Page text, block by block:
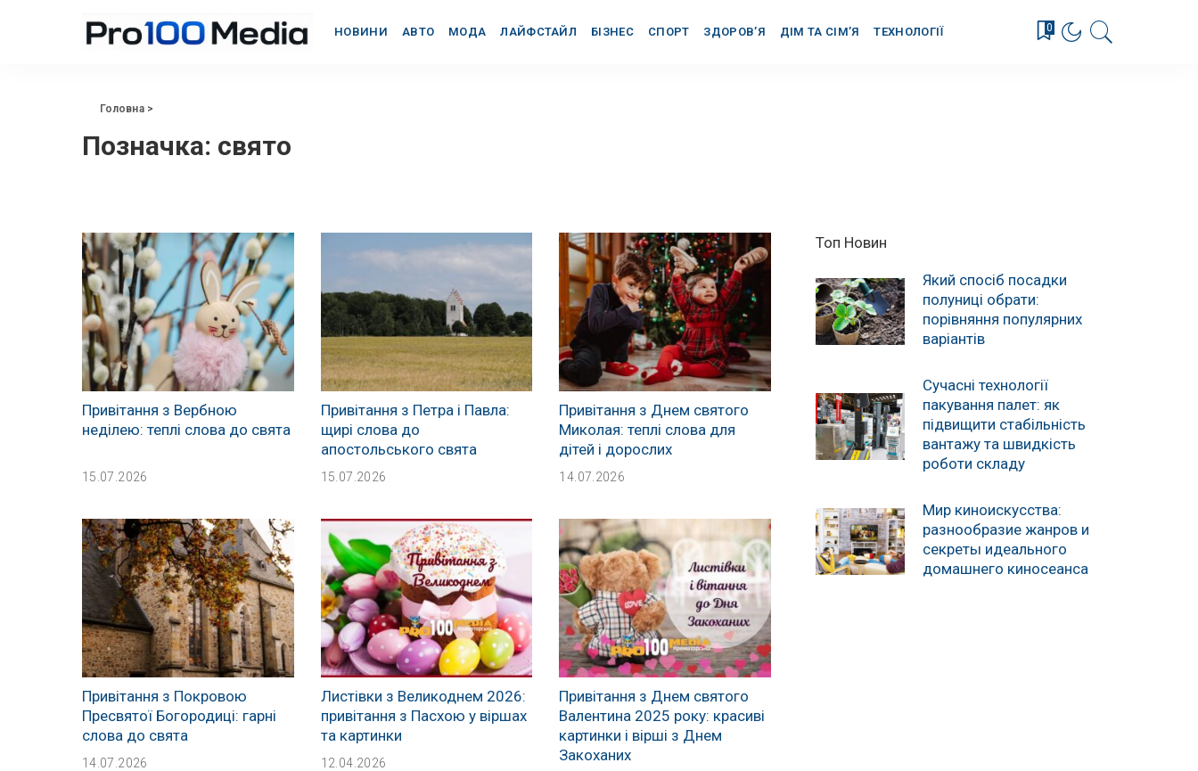
НОВИНИ АВТО МОДА ЛАЙФСТАЙЛ БІЗНЕС СПОРТ ЗДОРОВ’Я ДІМ ТА СІМ’Я ТЕХНОЛОГІЇ 0
Головна>
Позначка: свято
Привітання з Вербною
неділею: теплі слова до свята
15.07.2026
Привітання з Петра і Павла:
щирі слова до
апостольського свята
15.07.2026
Привітання з Днем святого
Миколая: теплі слова для
дітей і дорослих
14.07.2026
Привітання з Покровою
Пресвятої Богородиці: гарні
слова до свята
14.07.2026
Листівки з Великоднем 2026:
привітання з Пасхою у віршах
та картинки
12.04.2026
Привітання з Днем святого
Валентина 2025 року: красиві
картинки і вірші з Днем
Закоханих
Топ Новин
Який спосіб посадки
полуниці обрати:
порівняння популярних
варіантів
Сучасні технології
пакування палет: як
підвищити стабільність
вантажу та швидкість
роботи складу
Мир киноискусства:
разнообразие жанров и
секреты идеального
домашнего киносеанса